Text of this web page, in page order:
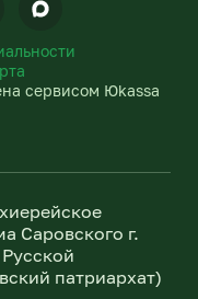
сервисом Юkassa
Саровского г.
патриархат)